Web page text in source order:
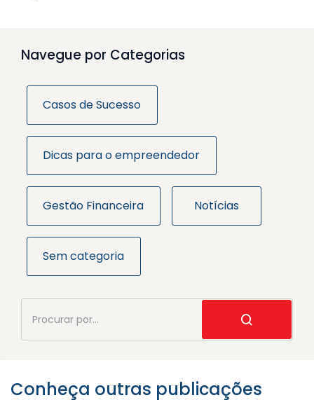
Navegue por Categorias
Casos de Sucesso
Dicas para o empreendedor
Gestão Financeira Notícias
Sem categoria
Conheça outras publicações